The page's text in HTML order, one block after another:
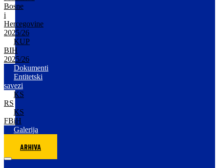
Bosne
i
Hercegovine
2025/26
KUP
BIH
2025/26
Dokumenti
Entitetski
savezi
KS
RS
KS
FBiH
Galerija
ARHIVA